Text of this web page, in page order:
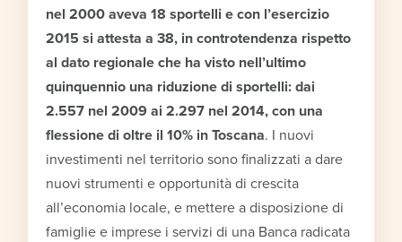
nel 2000 aveva 18 sportelli e con l’esercizio
2015 si attesta a 38, in controtendenza rispetto
al dato regionale che ha visto nell’ultimo
quinquennio una riduzione di sportelli: dai
2.557 nel 2009 ai 2.297 nel 2014, con una
flessione di oltre il 10% in Toscana. I nuovi
investimenti nel territorio sono finalizzati a dare
nuovi strumenti e opportunità di crescita
all’economia locale, e mettere a disposizione di
famiglie e imprese i servizi di una Banca radicata